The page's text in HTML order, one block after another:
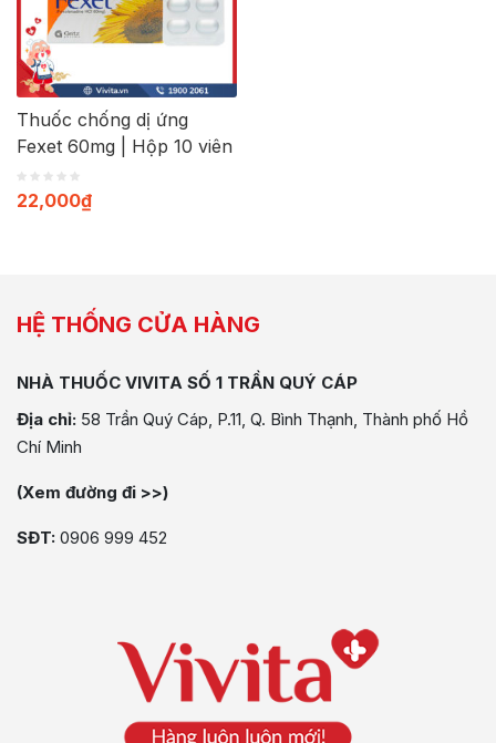
Thuốc chống dị ứng
Fexet 60mg | Hộp 10 viên
22,000₫
HỆ THỐNG CỬA HÀNG
NHÀ THUỐC VIVITA SỐ 1 TRẦN QUÝ CÁP
Địa chỉ: 58 Trần Quý Cáp, P.11, Q. Bình Thạnh, Thành phố Hồ
Chí Minh
(Xem đường đi >>)
SĐT: 0906 999 452